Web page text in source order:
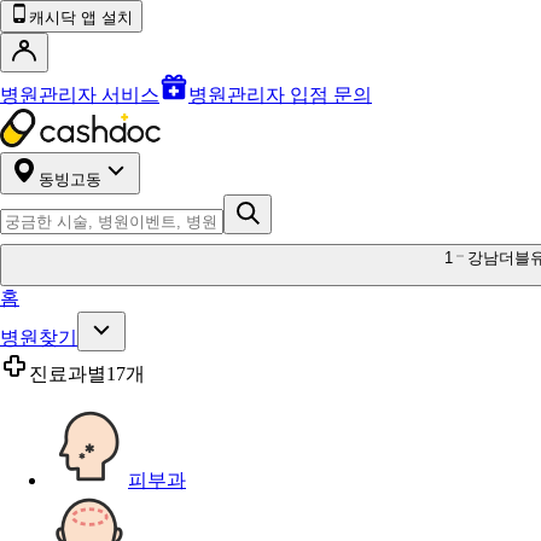
캐시닥 앱 설치
병원관리자 서비스 병원관리자 입점 문의
동빙고동
1 강남더블
홈
병원찾기
진료과별17개
피부과